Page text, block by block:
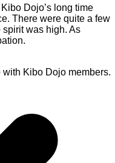
Dojo’s long time
There were quite a few
spirit was high. As
Kibo Dojo members.